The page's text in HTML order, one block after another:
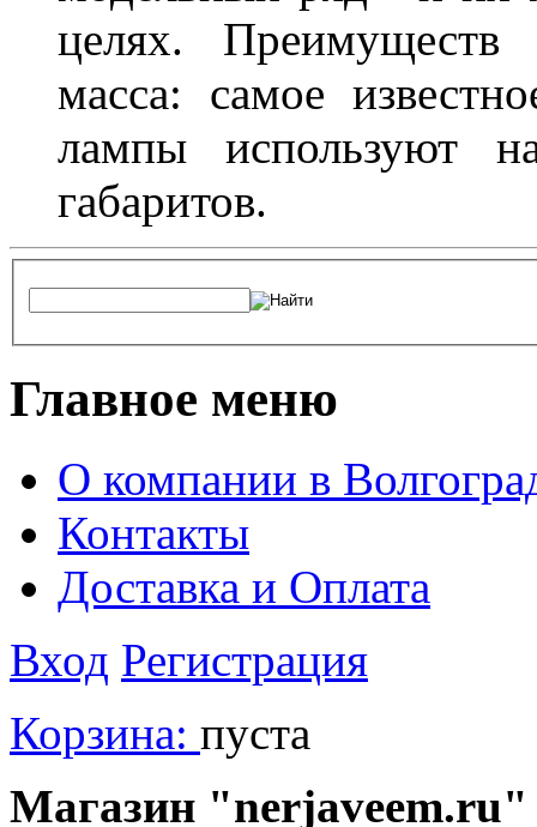
целях.
масса: самое
лампы используют
габаритов.
Главное меню
О компании в
Контакты
Доставка и Оплата
Вход Регистрация
Корзина: пуста
Магазин "nerjaveem.ru"